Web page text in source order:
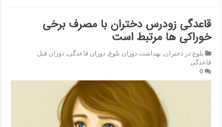
قاعدگی زودرس دختران با مصرف برخی
خوراکی ها مرتبط است
بلوغ در دختران, بهداشت دوران بلوغ, دوران قاعدگی, دوران قبل
قاعدگی
0